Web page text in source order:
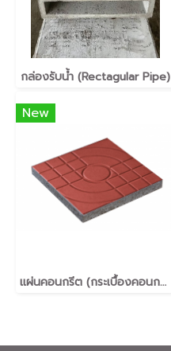
กล่องรับน้ำ (Rectagular Pipe)
New
แผ่นคอนกรีต (กระเบื้องคอนกรีต)(Terrazzo Tiles) ปูพื้น 40x40x3.5 ซม. 30x30x3.5 ซม. มอก.826-2531, มอก.826-2565 Made in Thailand (MIT)